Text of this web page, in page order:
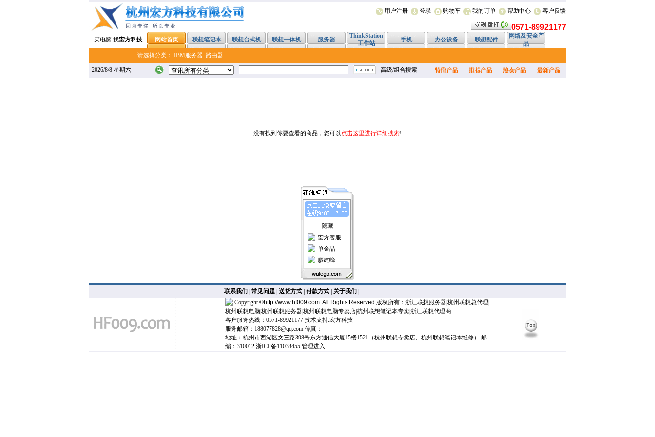
用户注册 登录 购物车 我的订单 帮助中心 客户反馈
0571-89921177
买电脑 找宏方科技 网站首页 联想笔记本 联想台式机 联想一体机 服务器
ThinkStation
工作站
手机 办公设备 联想配件
网络及安全产
品
请选择分类： IBM服务器 路由器
2026/8/8 星期六 高级/组合搜索
没有找到你要查看的商品，您可以点击这里进行详细搜索!
隐藏
宏方客服
单金晶
廖建峰
联系我们 常见问题 送货方式 付款方式 关于我们
Copyright©http://www.hf009.com. All Rights Reserved.版权所有：浙江联想服务器|杭州联想总代理|
杭州联想电脑|杭州联想服务器|杭州联想电脑专卖店|杭州联想笔记本专卖|浙江联想代理商
客户服务热线：0571-89921177 技术支持:宏方科技
服务邮箱： 188077828@qq.com 传真：
地址：杭州市西湖区文三路398号东方通信大厦15楼1521（杭州联想专卖店、杭州联想笔记本维修） 邮
编：310012 浙ICP备11038455 管理进入